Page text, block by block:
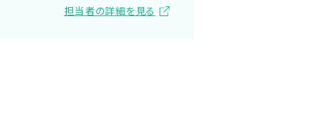
担当者の詳細を見る